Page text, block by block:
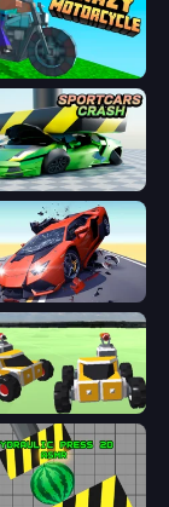
Motorcycle
Crash
Cars Ramp Crash
Block Tech: Epic Sandbox